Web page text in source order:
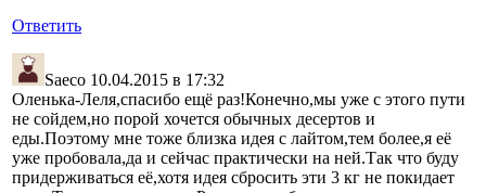
Ответить
Saeco 10.04.2015 в 17:32
Оленька-Леля,спасибо ещё раз!Конечно,мы уже с этого пути
не сойдем,но порой хочется обычных десертов и
еды.Поэтому мне тоже близка идея с лайтом,тем более,я её
уже пробовала,да и сейчас практически на ней.Так что буду
придерживаться её,хотя идея сбросить эти 3 кг не покидает